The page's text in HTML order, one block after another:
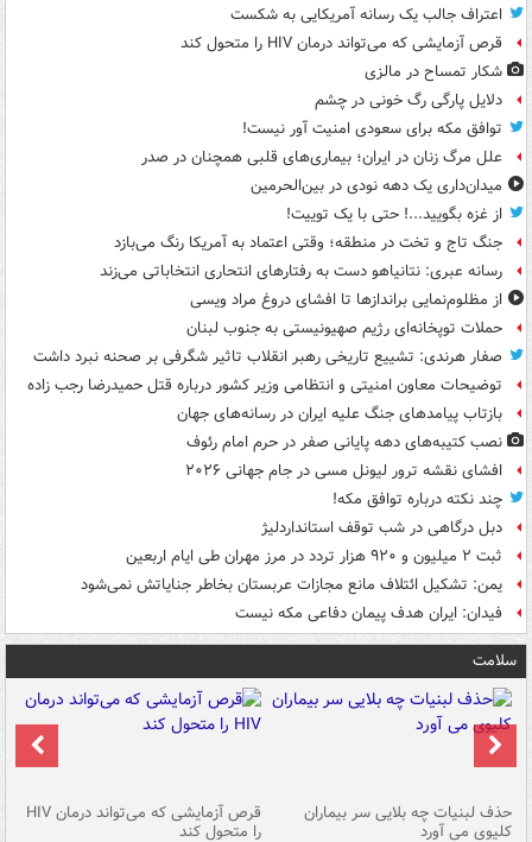
اعتراف جالب یک رسانه آمریکایی به شکست
قرص آزمایشی که می‌تواند درمان HIV را متحول کند
شکار تمساح در مالزی
دلایل پارگی رگ خونی در چشم
توافق مکه برای سعودی امنیت آور نیست!
علل مرگ زنان در ایران؛ بیماری‌های قلبی همچنان در صدر
میدان‌داری یک دهه نودی در بین‌الحرمین
از غزه بگویید...! حتی با یک توییت!
جنگ تاج و تخت در منطقه؛ وقتی اعتماد به آمریکا رنگ می‌بازد
رسانه عبری: نتانیاهو دست به رفتارهای انتحاری انتخاباتی می‌زند
از مظلوم‌نمایی براندازها تا افشای دروغ مراد ویسی
حملات توپخانه‌ای رژیم صهیونیستی به جنوب لبنان
صفار هرندی: تشییع تاریخی رهبر انقلاب تاثیر شگرفی بر صحنه نبرد داشت
توضیحات معاون امنیتی و انتظامی وزیر کشور درباره قتل حمیدرضا رجب زاده
بازتاب پیامدهای جنگ علیه ایران در رسانه‌های جهان
نصب کتیبه‌های دهه پایانی صفر در حرم امام رئوف
افشای نقشه ترور لیونل مسی در جام جهانی ۲۰۲۶
چند نکته درباره توافق مکه!
دبل درگاهی در شب توقف استانداردلیژ
ثبت ۲ میلیون و ۹۲۰ هزار تردد در مرز مهران طی ایام اربعین
یمن: تشکیل ائتلاف مانع مجازات عربستان بخاطر جنایاتش نمی‌شود
فیدان: ایران هدف پیمان دفاعی مکه نیست
سلامت
حذف لبنیات چه بلایی سر بیماران
کلیوی می آورد
قرص آزمایشی که می‌تواند درمان HIV
را متحول کند